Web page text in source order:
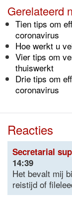
Gerelateerd
Tien tips om
coronavirus
Hoe werkt u
Vier tips om
thuiswerkt
Drie tips om
coronavirus
Reacties
Secretarial
14:39
Het bevalt mij
reistijd of